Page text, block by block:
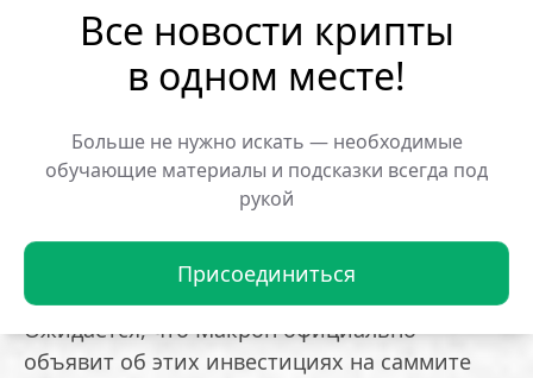
Все новости крипты
в одном месте!
Больше не нужно искать — необходимые
обучающие материалы и подсказки всегда под
рукой
Присоединиться
Франции, «укрепляя статус страны как
ведущего европейского центра цифровой
инфраструктуры нового поколения».
Европейская компания Schneider Electric
готова стать партнёром в проекте в
Дюнкерке для создания центра ИИ-
инфраструктуры и производства
робототехники.
Ожидается, что Макрон официально
объявит об этих инвестициях на саммите